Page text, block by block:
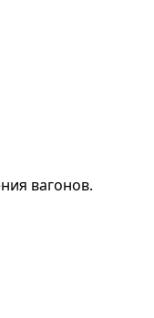
вагонов.